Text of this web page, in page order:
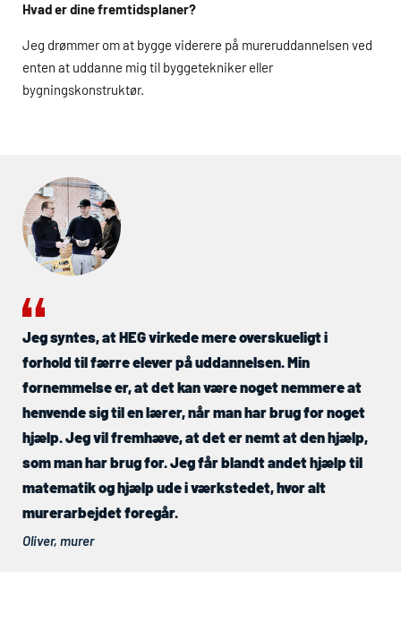
Hvad er dine fremtidsplaner?
Jeg drømmer om at bygge viderere på mureruddannelsen ved
enten at uddanne mig til byggetekniker eller
bygningskonstruktør.
Jeg syntes, atHEGvirkede mere overskueligt i
forhold til færre elever på uddannelsen. Min
fornemmelse er, at det kan være noget nemmere at
henvende sig til en lærer, når man har brug for noget
hjælp. Jeg vil fremhæve, at det er nemt at den hjælp,
som man har brug for. Jeg får blandt andet hjælp til
matematik og hjælp ude i værkstedet, hvor alt
murerarbejdet foregår.
Oliver, murer